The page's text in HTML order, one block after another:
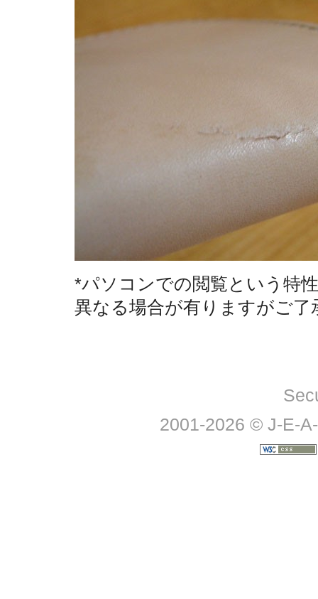
*パソコンでの閲覧という特
異なる場合が有りますがご了
2001-2026 © J-E-